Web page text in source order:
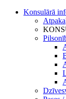
Konsulārā